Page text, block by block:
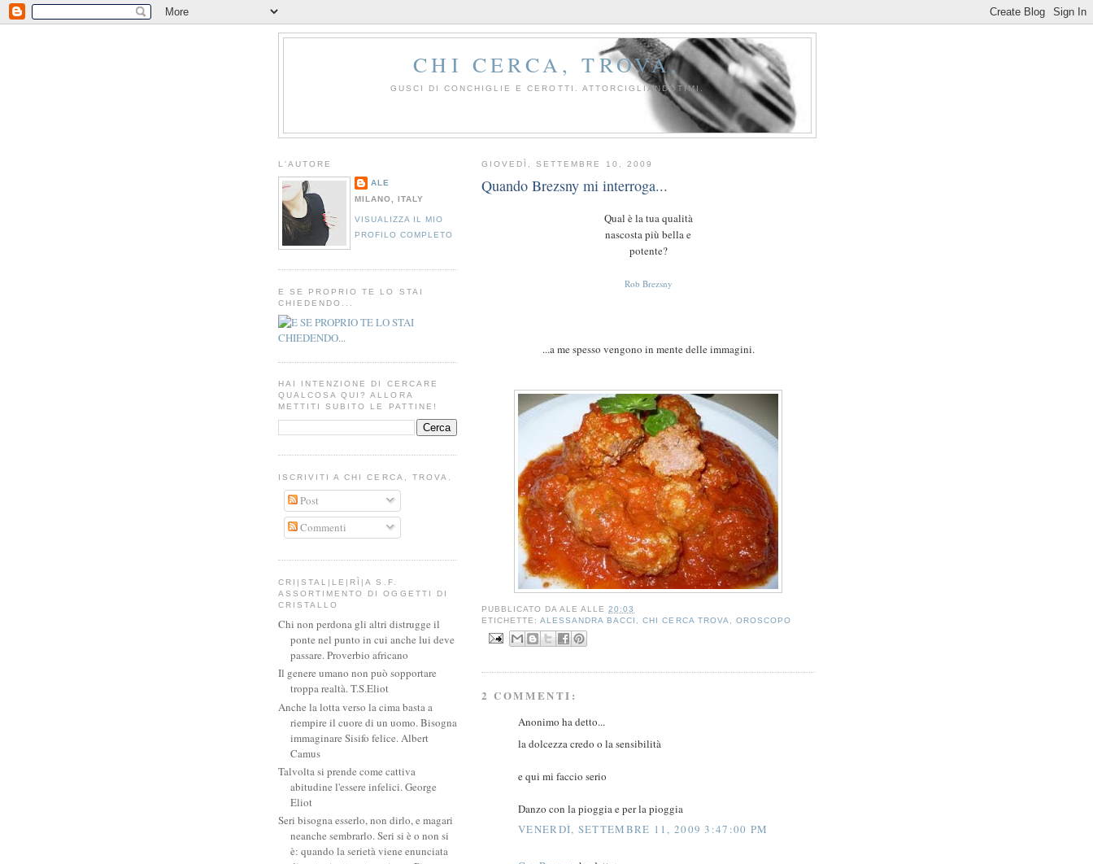
CHI CERCA, TROVA.
GUSCI DI CONCHIGLIE E CEROTTI. ATTORCIGLIANDOTIMI.
GIOVEDÌ, SETTEMBRE 10, 2009
Quando Brezsny mi interroga...
Qual è la tua qualità
nascosta più bella e
potente?
Rob Brezsny
...a me spesso vengono in mente delle immagini.
PUBBLICATO DAALE ALLE20:03
ETICHETTE:ALESSANDRA BACCI ,CHI CERCA TROVA OROSCOPO
2 COMMENTI:
Anonimo ha detto...
la dolcezza credo o la sensibilità
e qui mi faccio serio
Danzo con la pioggia e per la pioggia
VENERDÌ, SETTEMBRE 11, 2009 3:47:00 PM
L'AUTORE
ALE
MILANO, ITALY
VISUALIZZA IL MIO
PROFILO COMPLETO
E SE PROPRIO TE LO STAI
CHIEDENDO...
HAI INTENZIONE DI CERCARE
QUALCOSA QUI? ALLORA
METTITI SUBITO LE PATTINE!
ISCRIVITI A CHI CERCA, TROVA.
Post
Commenti
CRI|STAL|LE|RÌ|A S.F.
ASSORTIMENTO DI OGGETTI DI
CRISTALLO
Chi non perdona gli altri distrugge il
ponte nel punto in cui anche lui deve
passare. Proverbio africano
Il genere umano non può sopportare
troppa realtà. T.S.Eliot
Anche la lotta verso la cima basta a
riempire il cuore di un uomo. Bisogna
immaginare Sisifo felice. Albert
Camus
Talvolta si prende come cattiva
abitudine l'essere infelici. George
Eliot
Seri bisogna esserlo, non dirlo, e magari
neanche sembrarlo. Seri si è o non si
è: quando la serietà viene enunciata